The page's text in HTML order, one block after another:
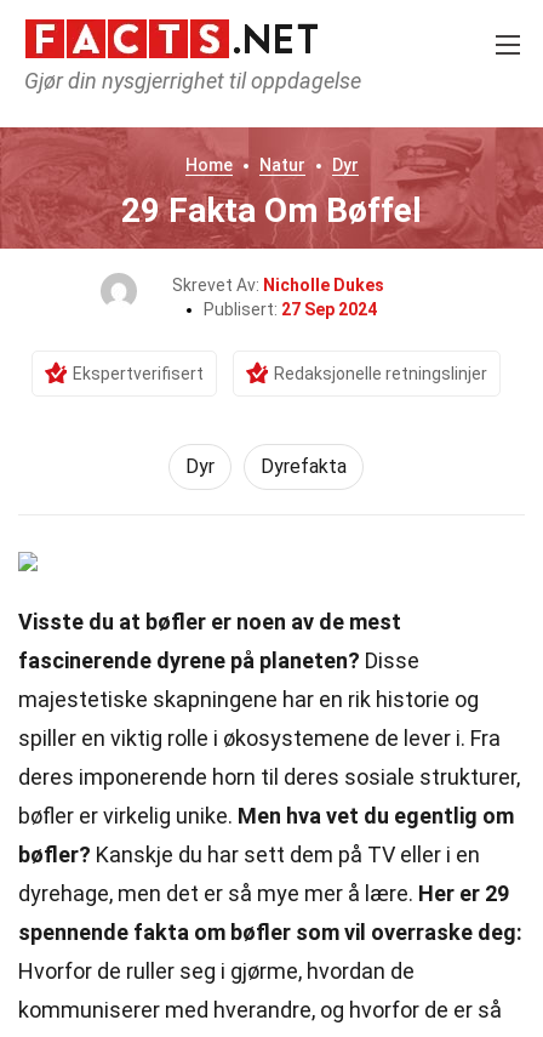
Gjør din nysgjerrighet til oppdagelse
Home Natur Dyr
29 Fakta Om Bøffel
Skrevet Av: Nicholle Dukes
Publisert: 27 Sep 2024
Ekspertverifisert Redaksjonelle retningslinjer
Dyr Dyrefakta
Visste du at bøfler er noen av de mest
fascinerende dyrene på planeten? Disse
majestetiske skapningene har en rik historie og
spiller en viktig rolle i økosystemene de lever i. Fra
deres imponerende horn til deres sosiale strukturer,
bøfler er virkelig unike. Men hva vet du egentlig om
bøfler? Kanskje du har sett dem på TV eller i en
dyrehage, men det er så mye mer å lære. Her er 29
spennende fakta om bøfler som vil overraske deg:
Hvorfor de ruller seg i gjørme, hvordan de
kommuniserer med hverandre, og hvorfor de er så